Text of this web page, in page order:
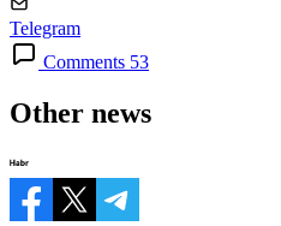
Telegram
Comments 53
Other news